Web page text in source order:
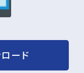
ード